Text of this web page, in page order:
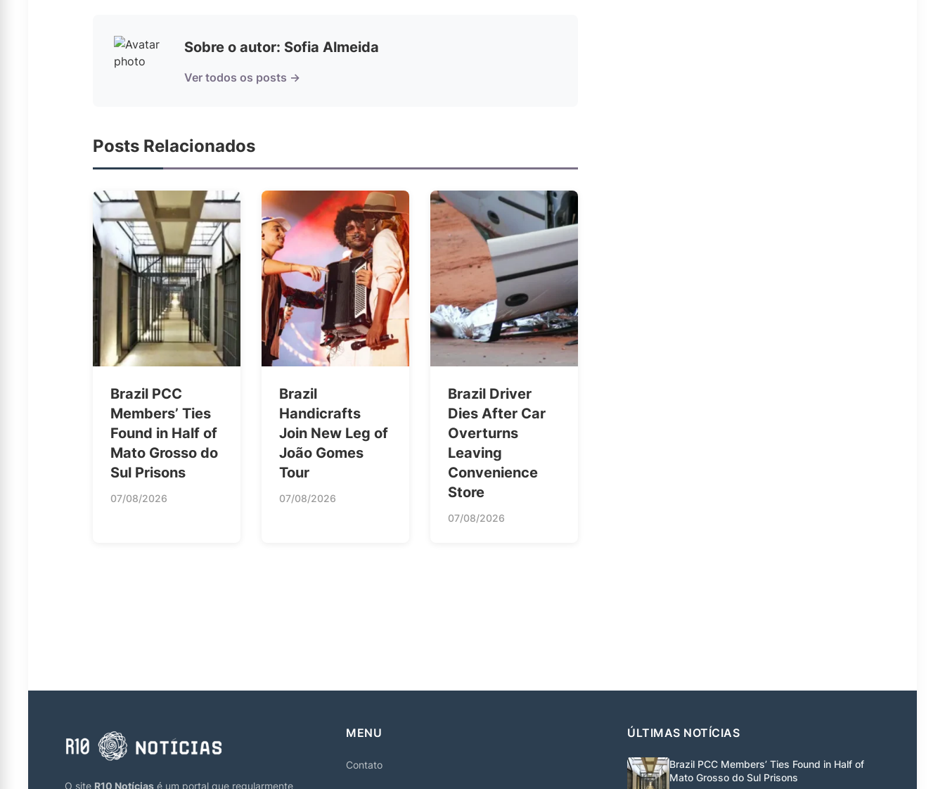
Sobre o autor: Sofia Almeida
Ver todos os posts →
Posts Relacionados
Brazil PCC
Members’ Ties
Found in Half of
Mato Grosso do
Sul Prisons
07/08/2026
Brazil
Handicrafts
Join New Leg of
João Gomes
Tour
07/08/2026
Brazil Driver
Dies After Car
Overturns
Leaving
Convenience
Store
07/08/2026
O site R10 Notícias é um portal que regularmente
MENU
Contato
ÚLTIMAS NOTÍCIAS
Brazil PCC Members’ Ties Found in Half of
Mato Grosso do Sul Prisons